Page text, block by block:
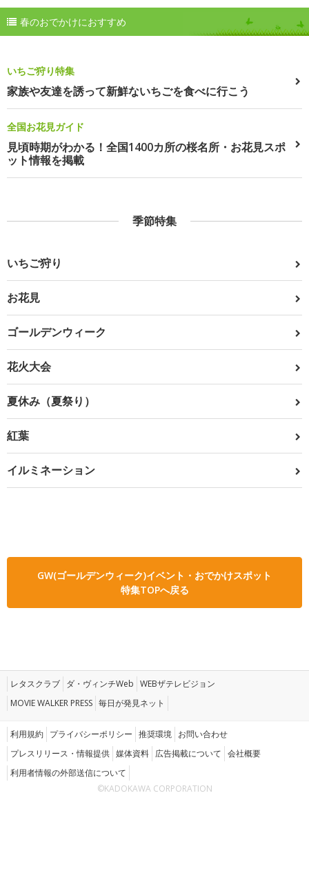
春のおでかけにおすすめ
いちご狩り特集
家族や友達を誘って新鮮ないちごを食べに行こう
全国お花見ガイド
見頃時期がわかる！全国1400カ所の桜名所・お花見スポ
ット情報を掲載
季節特集
いちご狩り
お花見
ゴールデンウィーク
花火大会
夏休み（夏祭り）
紅葉
イルミネーション
GW(ゴールデンウィーク)イベント・おでかけスポット
特集TOPへ戻る
レタスクラブ ダ・ヴィンチWeb WEBザテレビジョン
MOVIE WALKER PRESS 毎日が発見ネット
利用規約 プライバシーポリシー 推奨環境 お問い合わせ
プレスリリース・情報提供 媒体資料 広告掲載について 会社概要
利用者情報の外部送信について
©KADOKAWA CORPORATION